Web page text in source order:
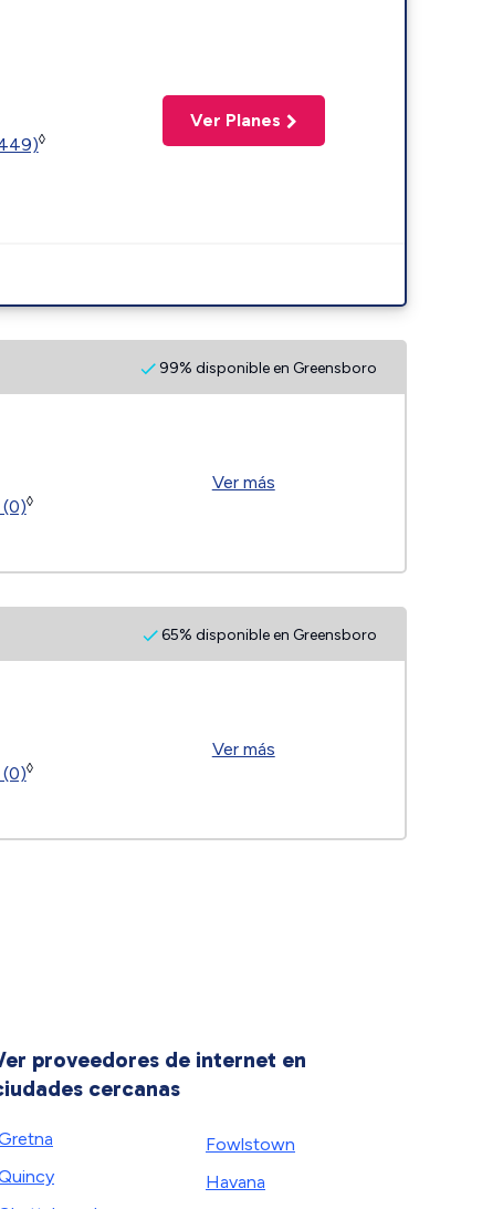
◊
Ver Planes
99% disponible en Greensboro
(0)◊
Ver más
65% disponible en Greensboro
(0)◊
Ver más
proveedores de internet en
cercanas
Fowlstown
Havana